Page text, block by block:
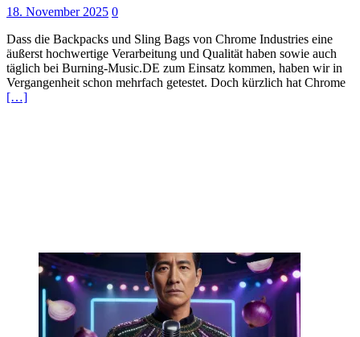
18. November 2025 0
Dass die Backpacks und Sling Bags von Chrome Industries eine
äußerst hochwertige Verarbeitung und Qualität haben sowie auch
täglich bei Burning-Music.DE zum Einsatz kommen, haben wir in
Vergangenheit schon mehrfach getestet. Doch kürzlich hat Chrome
[…]